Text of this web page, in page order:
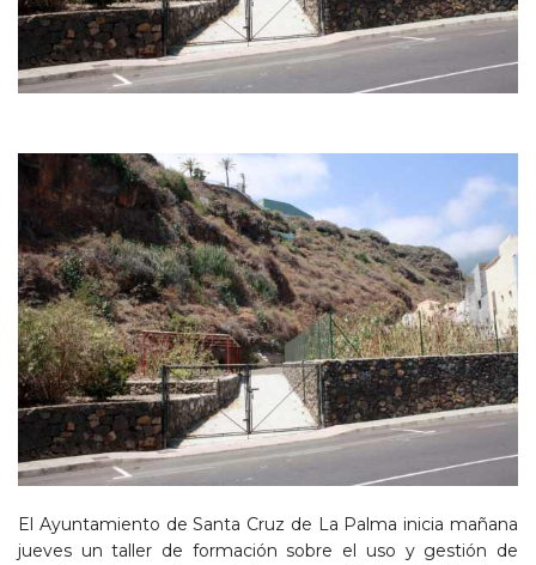
El Ayuntamiento de Santa Cruz de La Palma inicia mañana
jueves un taller de formación sobre el uso y gestión de